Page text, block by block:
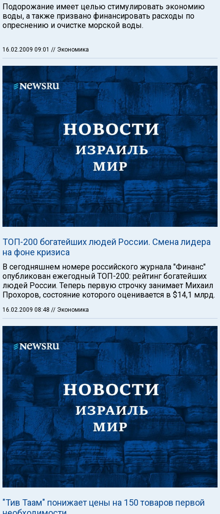
Подорожание имеет целью стимулировать экономию
воды, а также призвано финансировать расходы по
опреснению и очистке морской воды.
16.02.2009 09:01 // Экономика
ТОП-200 богатейших людей России. Смена лидера
на фоне кризиса
В сегодняшнем номере российского журнала "Финанс"
опубликован ежегодный ТОП-200: рейтинг богатейших
людей России. Теперь первую строчку занимает Михаил
Прохоров, состояние которого оценивается в $14,1 млрд.
16.02.2009 08:48 // Экономика
"Тив Таам" понижает цены на 150 товаров первой